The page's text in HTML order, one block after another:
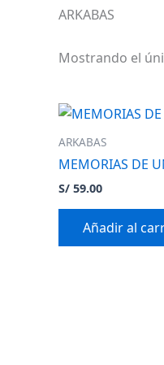
ARKABAS
Mostrando el
ARKABAS
MEMORIAS DE
S/ 59.00
Añadir al